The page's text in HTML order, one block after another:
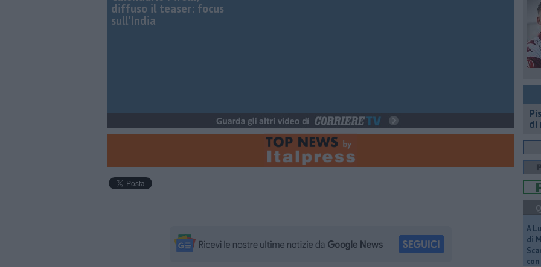
diffuso il teaser: focus
sull'India
di
A
di